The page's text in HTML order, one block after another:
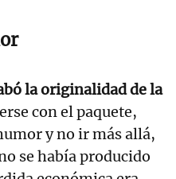
la originalidad de la
con el paquete,
y no ir más allá,
se había producido